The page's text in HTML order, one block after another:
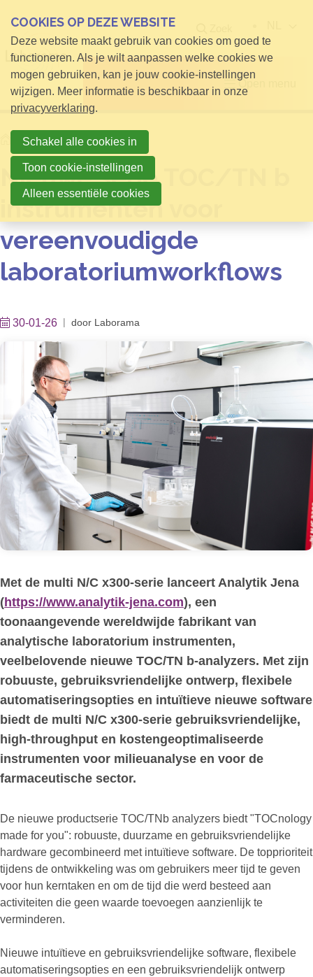
Open menu
HomeInfo voor Bezoekers
Nieuwe serie TOC/TN b
instrumenten voor
vereenvoudigde
laboratoriumworkflows
30-01-26 door Laborama
Met de multi N/C x300-serie lanceert Analytik Jena
(https://www.analytik-jena.com), een
toonaangevende wereldwijde fabrikant van
analytische laboratorium instrumenten,
veelbelovende nieuwe TOC/TN b-analyzers. Met zijn
robuuste, gebruiksvriendelijke ontwerp, flexibele
automatiseringsopties en intuïtieve nieuwe software
biedt de multi N/C x300-serie gebruiksvriendelijke,
high-throughput en kostengeoptimaliseerde
instrumenten voor milieuanalyse en voor de
farmaceutische sector.
De nieuwe productserie TOC/TNb analyzers biedt "TOCnology
made for you": robuuste, duurzame en gebruiksvriendelijke
hardware gecombineerd met intuïtieve software. De topprioriteit
tijdens de ontwikkeling was om gebruikers meer tijd te geven
voor hun kerntaken en om de tijd die werd besteed aan
activiteiten die geen waarde toevoegen aanzienlijk te
verminderen.
Nieuwe intuïtieve en gebruiksvriendelijke software, flexibele
automatiseringsopties en een gebruiksvriendelijk ontwerp
COOKIES OP DEZE WEBSITE
Deze website maakt gebruik van cookies om goed te
functioneren. Als je wilt aanpassen welke cookies we
mogen gebruiken, kan je jouw cookie-instellingen
wijzigen. Meer informatie is beschikbaar in onze
privacyverklaring.
Schakel alle cookies in
Toon cookie-instellingen
Alleen essentiële cookies